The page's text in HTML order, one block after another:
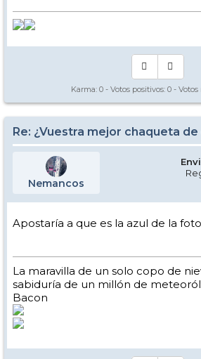
Karma: 0 - Votos positivos: 0 - Votos
Re: ¿Vuestra mejor chaqueta de
Nemancos
Apostaría a que es la azul de la
La maravilla de un solo copo de
sabiduría de un millón de
Bacon